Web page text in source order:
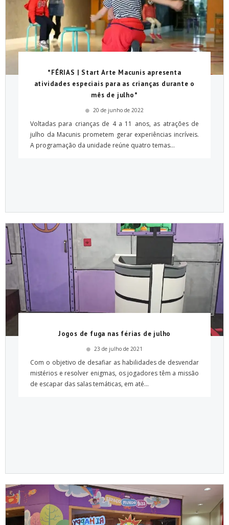
*FÉRIAS | Start Arte Macunis apresenta
atividades especiais para as crianças durante o
mês de julho*
20 de junho de 2022
Voltadas para crianças de 4 a 11 anos, as atrações de
julho da Macunis prometem gerar experiências incríveis.
A programação da unidade reúne quatro temas...
Jogos de fuga nas férias de julho
23 de julho de 2021
Com o objetivo de desafiar as habilidades de desvendar
mistérios e resolver enigmas, os jogadores têm a missão
de escapar das salas temáticas, em até...